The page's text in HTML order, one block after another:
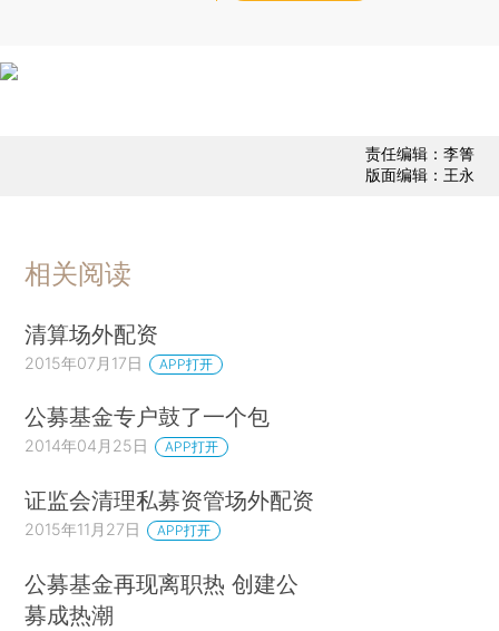
责任编辑：李箐
版面编辑：王永
相关阅读
清算场外配资
2015年07月17日 APP打开
公募基金专户鼓了一个包
2014年04月25日 APP打开
证监会清理私募资管场外配资
2015年11月27日 APP打开
公募基金再现离职热 创建公
募成热潮